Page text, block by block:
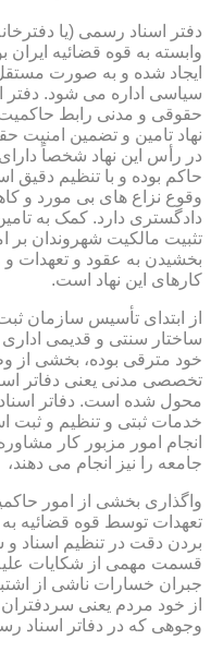
دفتر اسناد رسمی (یا
وابسته به قوه قضائیه
ایجاد شده و به صورت
سیاسی اداره می شود. دفتر
حقوقی و مدنی رابط
نهاد تامین و تضمین امنیت
در رأس این نهاد شخصاً
حاکم بوده و با تنظیم
وقوع نزاع های بی مورد و
دادگستری دارد. کمک به
تثبیت مالکیت شهروندان بر
بخشیدن به عقود و تعهدات
کارهای این نهاد است.
از ابتدای تأسیس سازمان
ساختار سنتی و قدیمی
خود مترقی بوده، بخشی از
تخصصی مدنی یعنی دفاتر
محول شده است. دفاتر
خدمات ثبتی و تنظیم و ثبت
انجام امور مزبور کار
جامعه را نیز انجام می دهند،
واگذاری بخشی از امور
تعهدات توسط قوه قضائیه
بردن دقت در تنظیم اسناد
قسمت مهمی از شکایات
جبران خسارات ناشی از
از خود مردم یعنی
وجوهی که در دفاتر